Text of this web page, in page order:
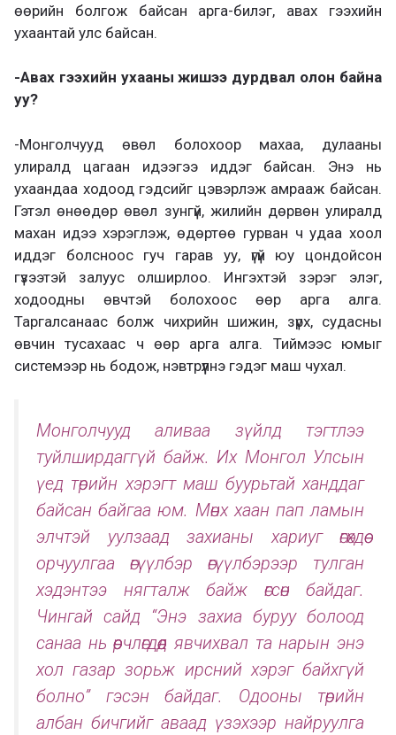
өөрийн болгож байсан арга-билэг, авах гээхийн
ухаантай улс байсан.
-Авах гээхийн ухааны жишээ дурдвал олон байна
уу?
-Монголчууд өвөл болохоор махаа, дулааны
улиралд цагаан идээгээ иддэг байсан. Энэ нь
ухаандаа ходоод гэдсийг цэвэрлэж амрааж байсан.
Гэтэл өнөөдөр өвөл зунгүй, жилийн дөрвөн улиралд
махан идээ хэрэглэж, өдөртөө гурван ч удаа хоол
иддэг болсноос гуч гарав уу, үгүй юу цондойсон
гүзээтэй залуус олширлоо. Ингэхтэй зэрэг элэг,
ходоодны өвчтэй болохоос өөр арга алга.
Таргалсанаас болж чихрийн шижин, зүрх, судасны
өвчин тусахаас ч өөр арга алга. Тиймээс юмыг
системээр нь бодож, нэвтрүүлнэ гэдэг маш чухал.
Монголчууд аливаа зүйлд тэгтлээ
туйлширдаггүй байж. Их Монгол Улсын
үед төрийн хэрэгт маш буурьтай ханддаг
байсан байгаа юм. Мөнх хаан пап ламын
элчтэй уулзаад захианы хариуг өгөхдөө
орчуулгаа өгүүлбэр өгүүлбэрээр тулган
хэдэнтээ нягталж байж өгсөн байдаг.
Чингай сайд “Энэ захиа буруу болоод
санаа нь өөрчлөгдөөд явчихвал та нарын энэ
хол газар зорьж ирсний хэрэг байхгүй
болно” гэсэн байдаг. Одооны төрийн
албан бичгийг аваад үзэхээр найруулга